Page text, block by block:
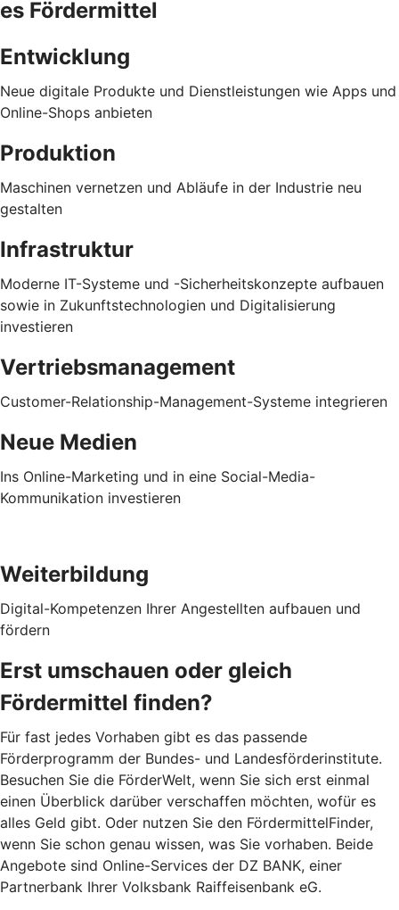
es Fördermittel
Entwicklung
Neue digitale Produkte und Dienstleistungen wie Apps und
Online-Shops anbieten
Produktion
Maschinen vernetzen und Abläufe in der Industrie neu
gestalten
Infrastruktur
Moderne IT-Systeme und -Sicherheitskonzepte aufbauen
sowie in Zukunftstechnologien und Digitalisierung
investieren
Vertriebsmanagement
Customer-Relationship-Management-Systeme integrieren
Neue Medien
Ins Online-Marketing und in eine Social-Media-
Kommunikation investieren
Weiterbildung
Digital-Kompetenzen Ihrer Angestellten aufbauen und
fördern
Erst umschauen oder gleich
Fördermittel finden?
Für fast jedes Vorhaben gibt es das passende
Förderprogramm der Bundes- und Landesförderinstitute.
Besuchen Sie die FörderWelt, wenn Sie sich erst einmal
einen Überblick darüber verschaffen möchten, wofür es
alles Geld gibt. Oder nutzen Sie den FördermittelFinder,
wenn Sie schon genau wissen, was Sie vorhaben. Beide
Angebote sind Online-Services der DZ BANK, einer
Partnerbank Ihrer Volksbank Raiffeisenbank eG.